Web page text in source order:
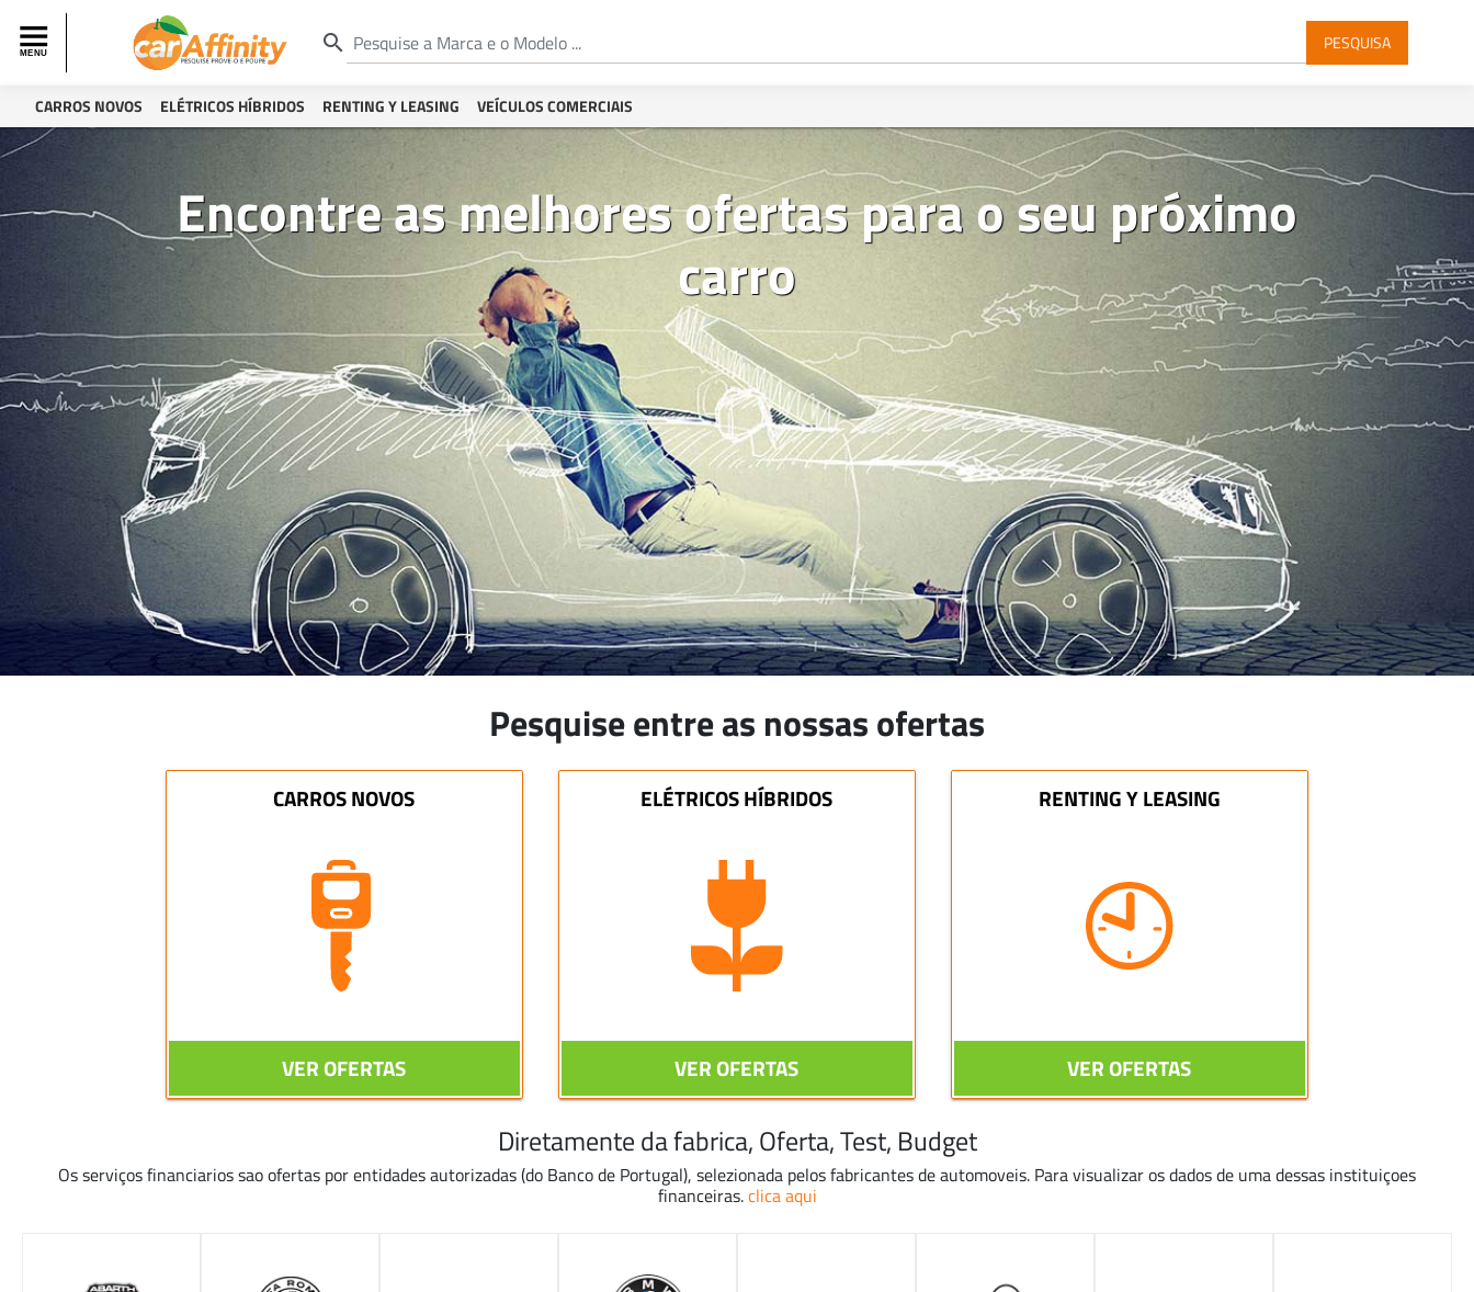
search PESQUISA
CARROS NOVOS ELÉTRICOS HÍBRIDOS RENTING Y LEASING VEÍCULOS COMERCIAIS
Encontre as melhores ofertas para o seu próximo
carro
Pesquise entre as nossas ofertas
CARROS NOVOS
VER OFERTAS
ELÉTRICOS HÍBRIDOS
VER OFERTAS
RENTING Y LEASING
VER OFERTAS
Diretamente da fabrica, Oferta, Test, Budget
Os serviços financiarios sao ofertas por entidades autorizadas (do Banco de Portugal), selezionada pelos fabricantes de automoveis. Para visualizar os dados de uma dessas instituiçoes
financeiras.clica aqui